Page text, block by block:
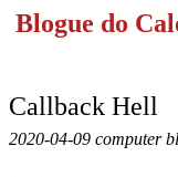
Blogue do
Callback Hell
2020-04-09 computer